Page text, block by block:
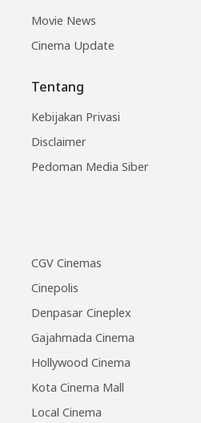
CGV Cinemas
Cinepolis
Denpasar Cineplex
Gajahmada Cinema
Hollywood Cinema
Kota Cinema Mall
Local Cinema
Movie News
Cinema Update
Tentang
Kebijakan Privasi
Disclaimer
Pedoman Media Siber